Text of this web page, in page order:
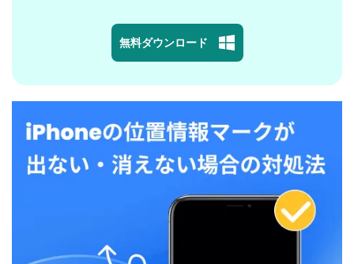
無料ダウンロード